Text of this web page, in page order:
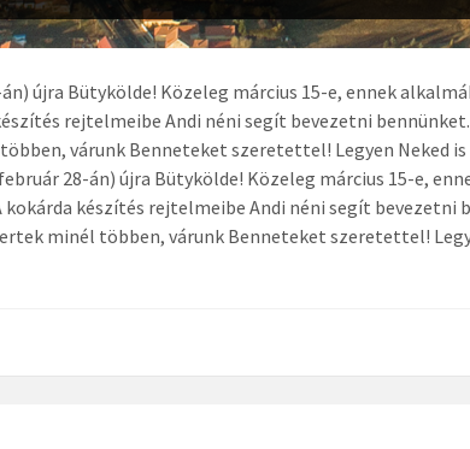
újra Bütykölde! Közeleg március 15-e, ennek
rejtelmeibe Andi néni segít bevezetni
várunk Benneteket szeretettel! Legyen Neked
28-án) újra Bütykölde! Közeleg március 15-e,
készítés rejtelmeibe Andi néni segít bevezetni
minél többen, várunk Benneteket szeretettel!